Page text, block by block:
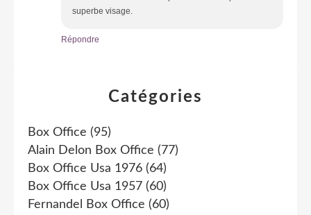
superbe visage.
Répondre
Catégories
Box Office (95)
Alain Delon Box Office (77)
Box Office Usa 1976 (64)
Box Office Usa 1957 (60)
Fernandel Box Office (60)